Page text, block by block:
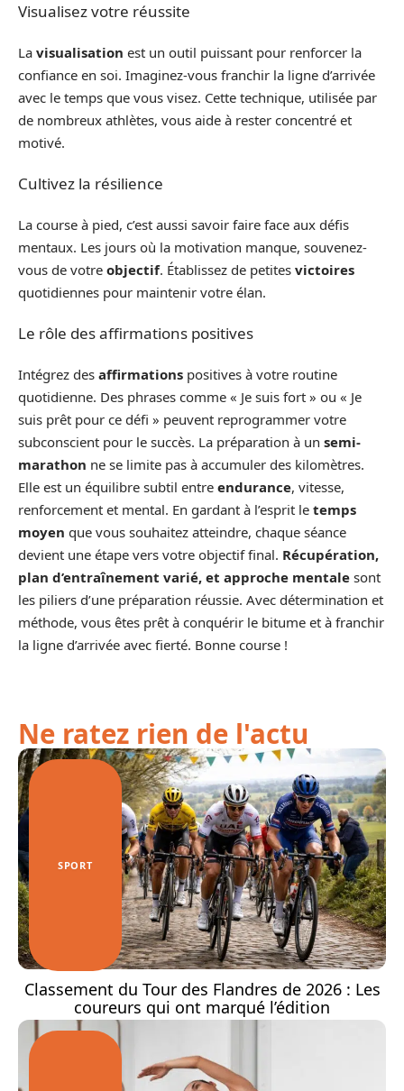
Visualisez votre réussite
La visualisation est un outil puissant pour renforcer la
confiance en soi. Imaginez-vous franchir la ligne d’arrivée
avec le temps que vous visez. Cette technique, utilisée par
de nombreux athlètes, vous aide à rester concentré et
motivé.
Cultivez la résilience
La course à pied, c’est aussi savoir faire face aux défis
mentaux. Les jours où la motivation manque, souvenez-
vous de votre objectif. Établissez de petites victoires
quotidiennes pour maintenir votre élan.
Le rôle des affirmations positives
Intégrez des affirmations positives à votre routine
quotidienne. Des phrases comme « Je suis fort » ou « Je
suis prêt pour ce défi » peuvent reprogrammer votre
subconscient pour le succès. La préparation à un semi-
marathon ne se limite pas à accumuler des kilomètres.
Elle est un équilibre subtil entre endurance, vitesse,
renforcement et mental. En gardant à l’esprit le temps
moyen que vous souhaitez atteindre, chaque séance
devient une étape vers votre objectif final. Récupération,
plan d’entraînement varié, et approche mentale sont
les piliers d’une préparation réussie. Avec détermination et
méthode, vous êtes prêt à conquérir le bitume et à franchir
la ligne d’arrivée avec fierté. Bonne course !
Ne ratez rien de l'actu
SPORT
Classement du Tour des Flandres de 2026 : Les
coureurs qui ont marqué l’édition